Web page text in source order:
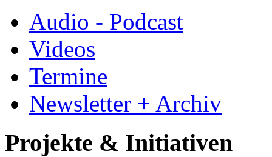
Audio - Podcast
Videos
Termine
Newsletter + Archiv
Projekte & Initiativen